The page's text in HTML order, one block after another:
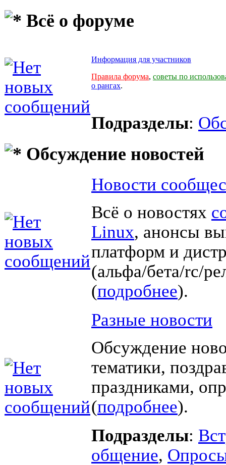
Всё о форуме
Информация для участников
Правила форума, советы по
о рангах.
Подразделы:
Обсуждение новостей
Новости
Всё о новостях
Linux, анонсы
платформ и
(альфа/бета/rc/
(подробнее).
Разные новости
Обсуждение
тематики,
праздниками,
(подробнее).
Подразделы:
общение,